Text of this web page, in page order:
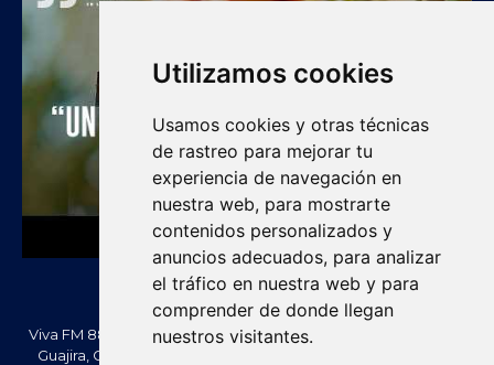
Utilizamos cookies
Usamos cookies y otras técnicas
de rastreo para mejorar tu
experiencia de navegación en
nuestra web, para mostrarte
contenidos personalizados y
anuncios adecuados, para analizar
el tráfico en nuestra web y para
comprender de donde llegan
nuestros visitantes.
Viva FM 88.2 FM es una emisora comunitaria de Villanueva, La
Guajira, Colombia. Información, noticias, cultura, vallenato y